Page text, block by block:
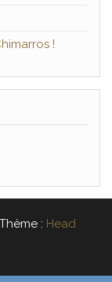
!
Thème : Head